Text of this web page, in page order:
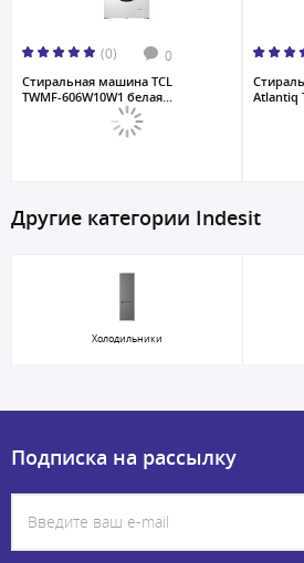
(0) 0
Стиральная машина TCL
TWMF-606W10W1 белая...
Atlantiq
Другие категории Indesit
Холодильники
Подписка на рассылку